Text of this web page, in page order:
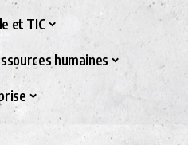
et TIC
humaines